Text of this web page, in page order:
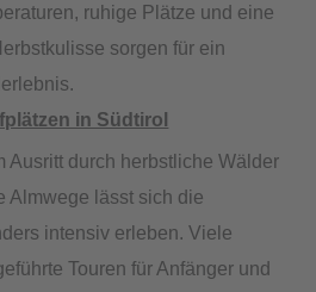
ruhige Plätze und eine
sorgen für ein
in Südtirol
Ausritt durch herbstliche Wälder
Almwege lässt sich die
intensiv erleben. Viele
Touren für Anfänger und